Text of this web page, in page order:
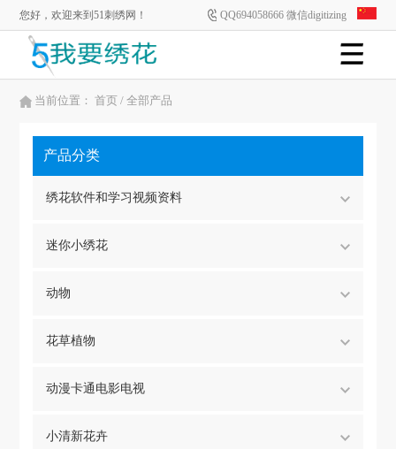
您好，欢迎来到51刺绣网！ QQ694058666 微信digitizing
当前位置：首页 / 全部产品
产品分类
绣花软件和学习视频资料
迷你小绣花
动物
花草植物
动漫卡通电影电视
小清新花卉